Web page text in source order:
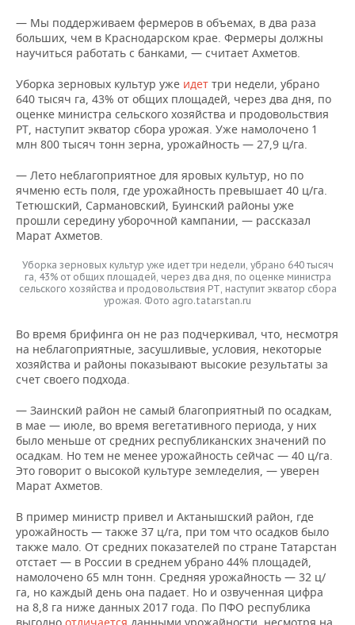
— Мы поддерживаем фермеров в объемах, в два раза
больших, чем в Краснодарском крае. Фермеры должны
научиться работать с банками, — считает Ахметов.
Уборка зерновых культур уже идет три недели, убрано
640 тысяч га, 43% от общих площадей, через два дня, по
оценке министра сельского хозяйства и продовольствия
РТ, наступит экватор сбора урожая. Уже намолочено 1
млн 800 тысяч тонн зерна, урожайность — 27,9 ц/га.
— Лето неблагоприятное для яровых культур, но по
ячменю есть поля, где урожайность превышает 40 ц/га.
Тетюшский, Сармановский, Буинский районы уже
прошли середину уборочной кампании, — рассказал
Марат Ахметов.
Уборка зерновых культур уже идет три недели, убрано 640 тысяч
га, 43% от общих площадей, через два дня, по оценке министра
сельского хозяйства и продовольствия РТ, наступит экватор сбора
урожая. Фото agro.tatarstan.ru
Во время брифинга он не раз подчеркивал, что, несмотря
на неблагоприятные, засушливые, условия, некоторые
хозяйства и районы показывают высокие результаты за
счет своего подхода.
— Заинский район не самый благоприятный по осадкам,
в мае — июле, во время вегетативного периода, у них
было меньше от средних республиканских значений по
осадкам. Но тем не менее урожайность сейчас — 40 ц/га.
Это говорит о высокой культуре земледелия, — уверен
Марат Ахметов.
В пример министр привел и Актанышский район, где
урожайность — также 37 ц/га, при том что осадков было
также мало. От средних показателей по стране Татарстан
отстает — в России в среднем убрано 44% площадей,
намолочено 65 млн тонн. Средняя урожайность — 32 ц/
га, но каждый день она падает. Но и озвученная цифра
на 8,8 га ниже данных 2017 года. По ПФО республика